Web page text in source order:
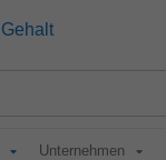
Gehalt
Unternehmen